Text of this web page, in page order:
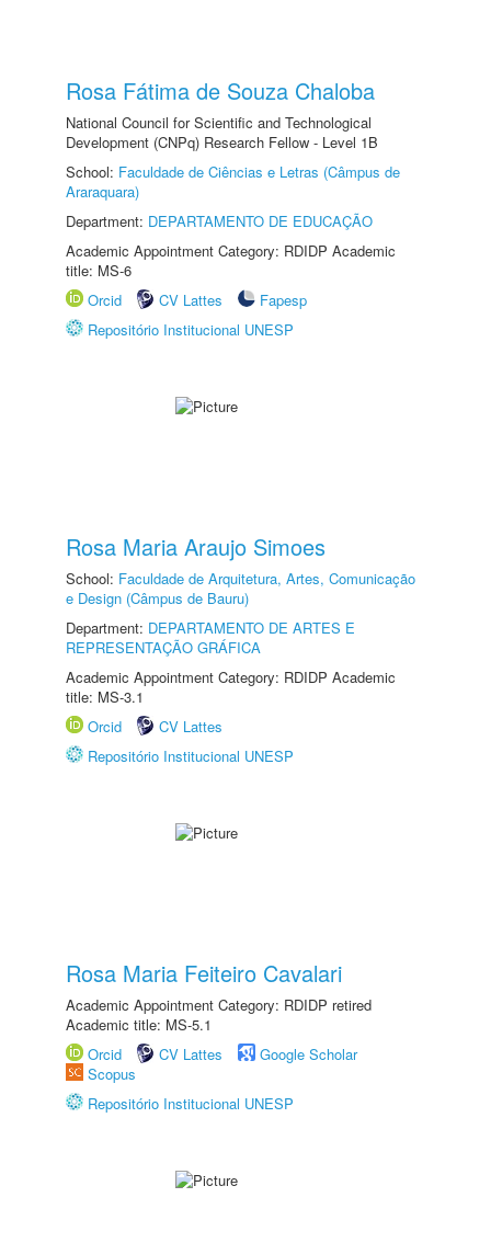
Rosa Fátima de Souza Chaloba
National Council for Scientific and Technological
Development (CNPq) Research Fellow - Level 1B
School: Faculdade de Ciências e Letras (Câmpus de
Araraquara)
Department: DEPARTAMENTO DE EDUCAÇÃO
Academic Appointment Category: RDIDP Academic
title: MS-6
Orcid
CV Lattes
Fapesp
Repositório Institucional UNESP
Rosa Maria Araujo Simoes
School: Faculdade de Arquitetura, Artes, Comunicação
e Design (Câmpus de Bauru)
Department: DEPARTAMENTO DE ARTES E
REPRESENTAÇÃO GRÁFICA
Academic Appointment Category: RDIDP Academic
title: MS-3.1
Orcid
CV Lattes
Repositório Institucional UNESP
Rosa Maria Feiteiro Cavalari
Academic Appointment Category: RDIDP retired
Academic title: MS-5.1
Orcid
CV Lattes
Google Scholar
Scopus
Repositório Institucional UNESP